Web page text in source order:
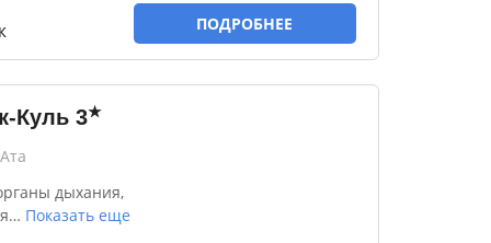
ПОДРОБНЕЕ
Куль 3★
дыхания,
… Показать еще